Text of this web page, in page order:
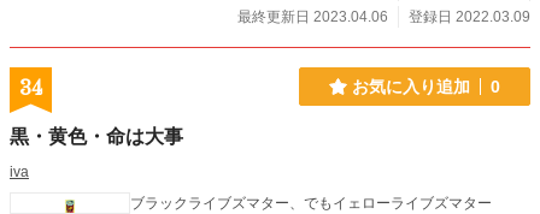
最終更新日 2023.04.06
登録日 2022.03.09
34 お気に入り追加 0
黒・黄色・命は大事
iva
ブラックライブズマター、でもイェローライブズマター